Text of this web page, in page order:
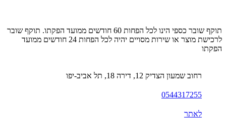
תוקף שובר כספי הינו לכל הפחות 60 חודשים ממועד הפקתו. תוקף שובר
לרכישת מוצר או שירות מסויים יהיה לכל הפחות 24 חודשים ממועד
הפקתו
רחוב שמעון הצדיק 12, דירה 18, תל אביב-יפו
0544317255
לאתר